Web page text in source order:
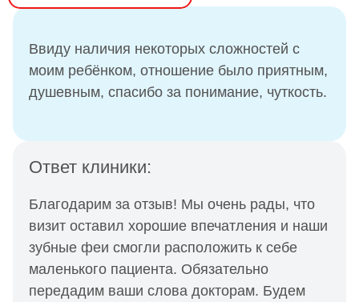
Ввиду наличия некоторых сложностей с
моим ребёнком, отношение было приятным,
душевным, спасибо за понимание, чуткость.
Ответ клиники:
Благодарим за отзыв! Мы очень рады, что
визит оставил хорошие впечатления и наши
зубные феи смогли расположить к себе
маленького пациента. Обязательно
передадим ваши слова докторам. Будем